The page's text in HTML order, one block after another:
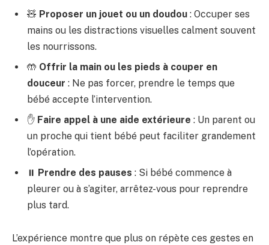
🧸 Proposer un jouet ou un doudou : Occuper ses
mains ou les distractions visuelles calment souvent
les nourrissons.
🤲 Offrir la main ou les pieds à couper en
douceur : Ne pas forcer, prendre le temps que
bébé accepte l’intervention.
✋ Faire appel à une aide extérieure : Un parent ou
un proche qui tient bébé peut faciliter grandement
l’opération.
⏸️ Prendre des pauses : Si bébé commence à
pleurer ou à s’agiter, arrêtez-vous pour reprendre
plus tard.
L’expérience montre que plus on répète ces gestes en